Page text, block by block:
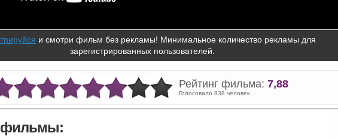
и смотри фильм без рекламы! Минимальное количество рекламы для
зарегистрированных пользователей.
Рейтинг фильма: 7,88
Голосовало 838 человек
фильмы: